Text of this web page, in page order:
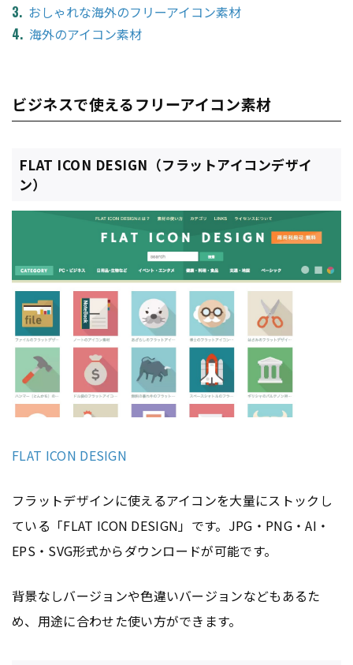
おしゃれな海外のフリーアイコン素材
海外のアイコン素材
ビジネスで使えるフリーアイコン素材
FLAT ICON DESIGN（フラットアイコンデザイ
ン）
FLAT ICON DESIGN
フラットデザインに使えるアイコンを大量にストックし
ている「FLAT ICON DESIGN」です。JPG・PNG・AI・
EPS・SVG形式からダウンロードが可能です。
背景なしバージョンや色違いバージョンなどもあるた
め、用途に合わせた使い方ができます。